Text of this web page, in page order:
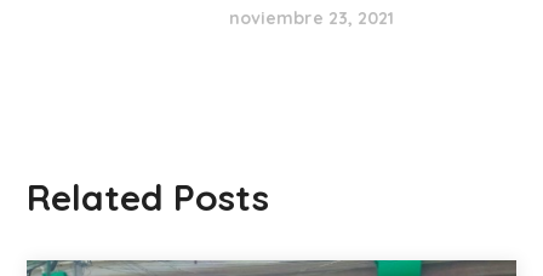
noviembre 23, 2021
Related Posts